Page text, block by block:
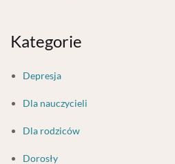
Kategorie
Depresja
Dla nauczycieli
Dla rodziców
Dorosły